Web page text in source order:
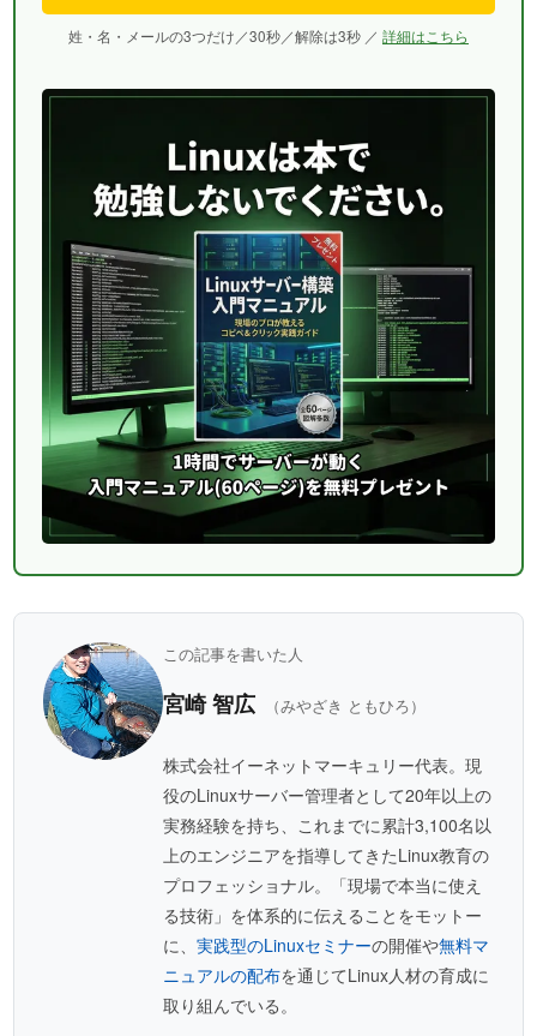
姓・名・メールの3つだけ／30秒／解除は3秒 ／ 詳細はこちら
この記事を書いた人
宮崎 智広 （みやざき ともひろ）
株式会社イーネットマーキュリー代表。現
役のLinuxサーバー管理者として20年以上の
実務経験を持ち、これまでに累計3,100名以
上のエンジニアを指導してきたLinux教育の
プロフェッショナル。「現場で本当に使え
る技術」を体系的に伝えることをモットー
に、実践型のLinuxセミナーの開催や無料マ
ニュアルの配布を通じてLinux人材の育成に
取り組んでいる。